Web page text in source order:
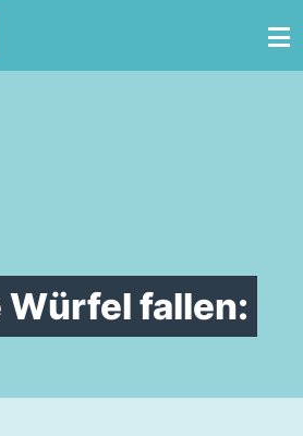
Würfel fallen: